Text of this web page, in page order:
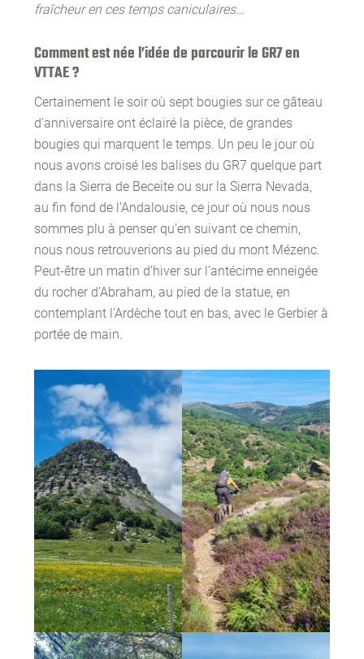
fraîcheur en ces temps caniculaires…
Comment est née l’idée de parcourir le GR7 en
VTTAE ?
Certainement le soir où sept bougies sur ce gâteau
d’anniversaire ont éclairé la pièce, de grandes
bougies qui marquent le temps. Un peu le jour où
nous avons croisé les balises du GR7 quelque part
dans la Sierra de Beceite ou sur la Sierra Nevada,
au fin fond de l’Andalousie, ce jour où nous nous
sommes plu à penser qu’en suivant ce chemin,
nous nous retrouverions au pied du mont Mézenc.
Peut-être un matin d’hiver sur l’antécime enneigée
du rocher d’Abraham, au pied de la statue, en
contemplant l’Ardèche tout en bas, avec le Gerbier à
portée de main.